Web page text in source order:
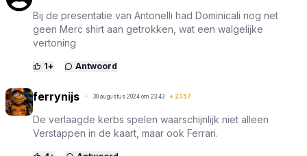
Bij de presentatie van Antonelli had Dominicali nog net
geen Merc shirt aan getrokken, wat een walgelijke
vertoning
1+ Antwoord
ferrynijs 30 augustus 2024 om 23:43 + 2357
De verlaagde kerbs spelen waarschijnlijk niet alleen
Verstappen in de kaart, maar ook Ferrari.